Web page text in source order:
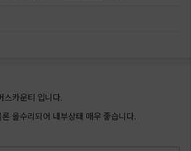
스카운티 입니다.
올수리되어 내부상태 매우 좋습니다.